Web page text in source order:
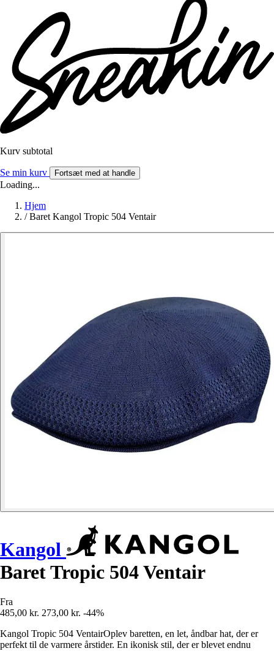
Kurv subtotal
Se min kurv Fortsæt med at handle
Loading...
Hjem
/ Baret Kangol Tropic 504 Ventair
Kangol
Baret Tropic 504 Ventair
Fra
485,00 kr. 273,00 kr. -44%
Kangol Tropic 504 VentairOplev baretten, en let, åndbar hat, der er
perfekt til de varmere årstider. En ikonisk stil, der er blevet endnu